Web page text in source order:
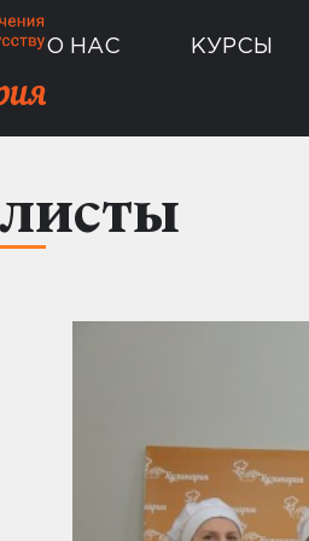
О НАС КУРСЫ